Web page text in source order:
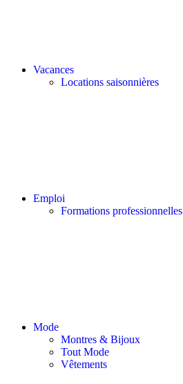
Vacances
Locations saisonnières
Emploi
Formations professionnelles
Mode
Montres & Bijoux
Tout Mode
Vêtements